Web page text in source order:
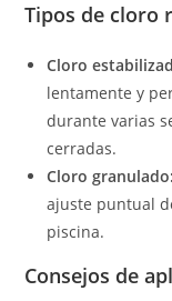
Tipos de cloro
Cloro
lentamente y
durante varias
cerradas.
Cloro granulado:
ajuste puntual
piscina.
Consejos de